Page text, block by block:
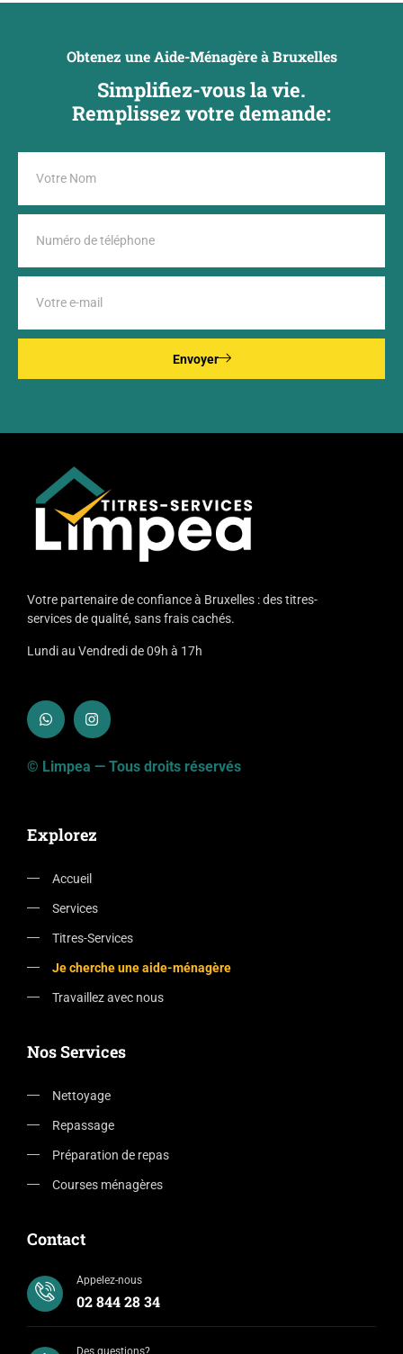
Obtenez une Aide-Ménagère à Bruxelles
Simplifiez-vous la vie.
Remplissez votre demande:
Envoyer
Votre partenaire de confiance à Bruxelles : des titres-
services de qualité, sans frais cachés.
Lundi au Vendredi de 09h à 17h
© Limpea — Tous droits réservés
Explorez
Accueil
Services
Titres-Services
Je cherche une aide-ménagère
Travaillez avec nous
Nos Services
Nettoyage
Repassage
Préparation de repas
Courses ménagères
Contact
Appelez-nous
02 844 28 34
Des questions?